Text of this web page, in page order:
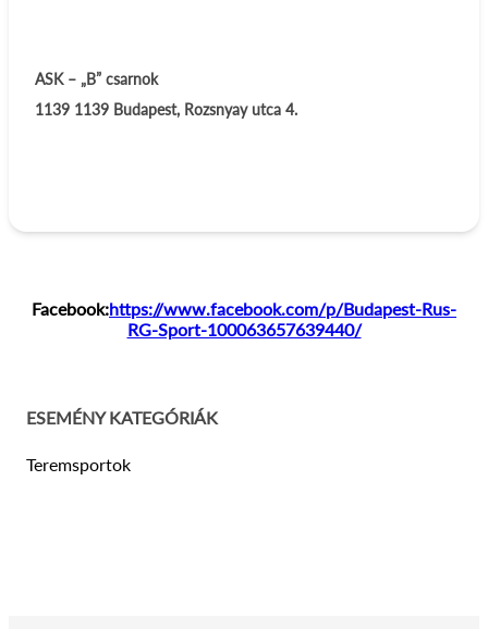
ASK – „B” csarnok
1139 1139 Budapest, Rozsnyay utca 4.
Facebook:https://www.facebook.com/p/Budapest-Rus-
RG-Sport-100063657639440/
ESEMÉNY KATEGÓRIÁK
Teremsportok